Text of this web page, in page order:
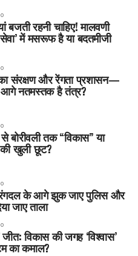
बजती रहनी चाहिए! मालवणी
में मसरूफ है या बदतमीजी
का संरक्षण और रेंगता प्रशासन—
आगे नतमस्तक है तंत्र?
बोरीवली तक “विकास” या
खुली छूट?
के आगे झुक जाए पुलिस और
जाए ताला
विकास की जगह ‘विश्वास’
का कमाल?